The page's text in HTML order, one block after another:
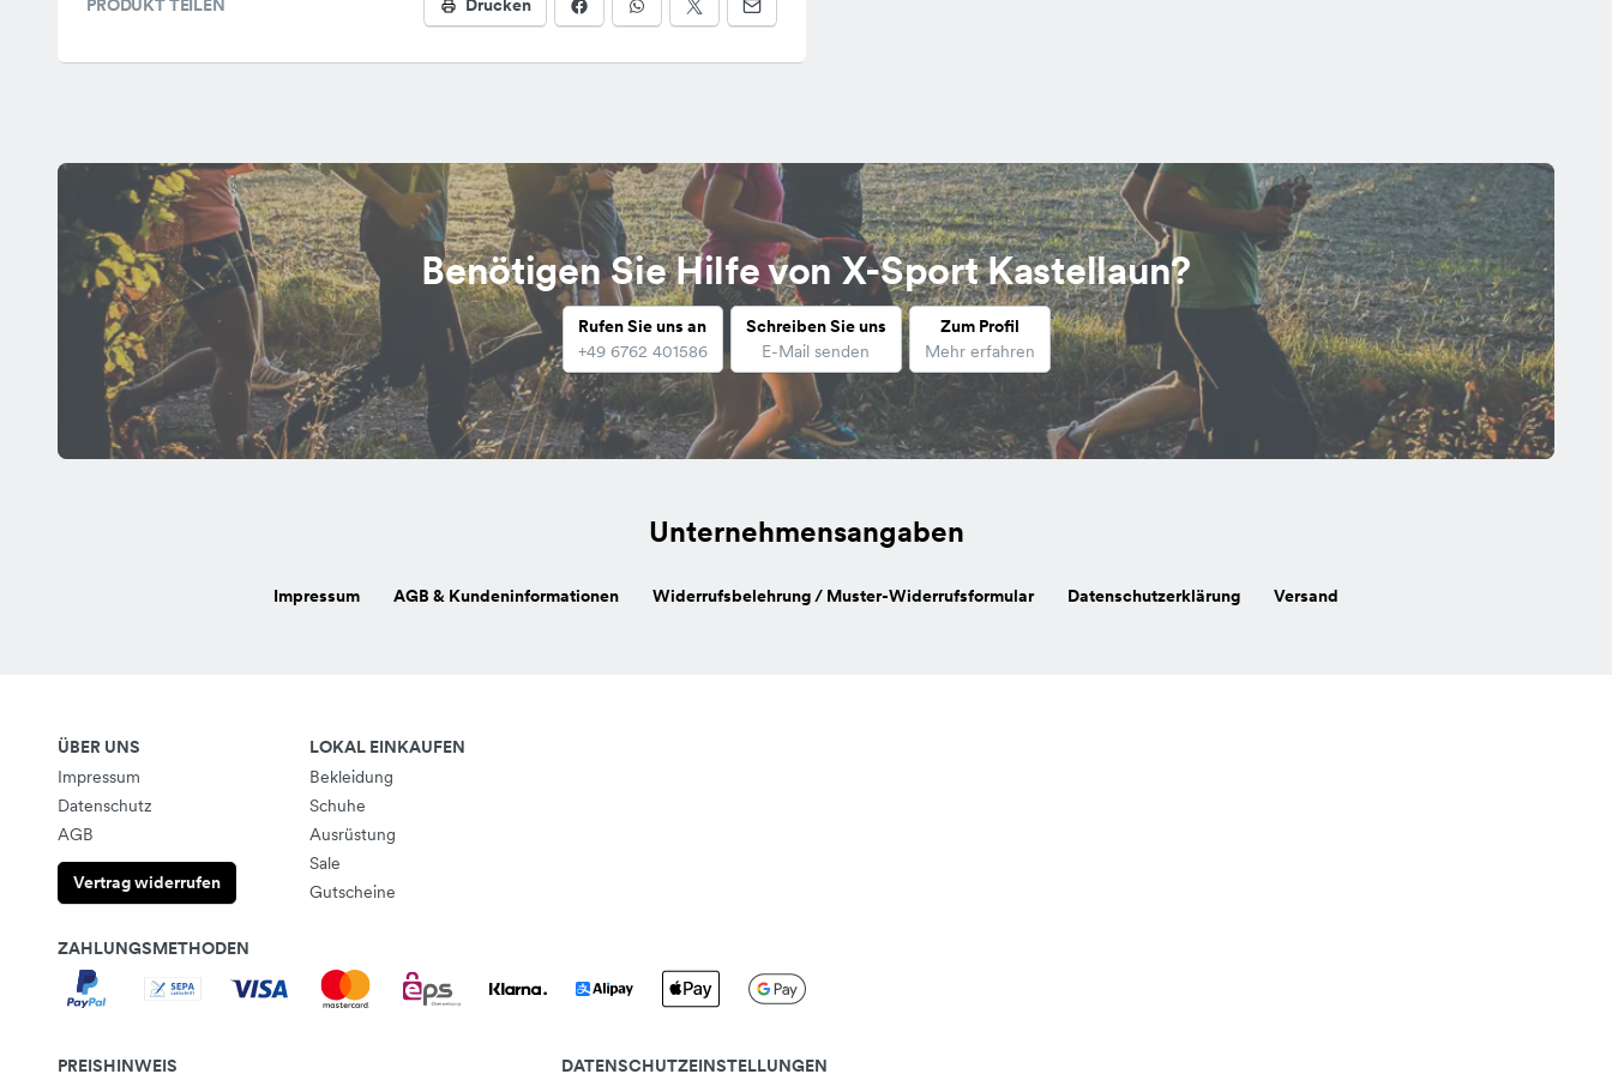
PRODUKT TEILEN Drucken
Benötigen Sie Hilfe von X-Sport Kastellaun?
Rufen Sie uns an
+49 6762 401586
Schreiben Sie uns
E-Mail senden
Zum Profil
Mehr erfahren
Unternehmensangaben
Impressum AGB & Kundeninformationen Widerrufsbelehrung / Muster-Widerrufsformular Datenschutzerklärung Versand
ÜBER UNS
Impressum
Datenschutz
AGB
Vertrag widerrufen
LOKAL EINKAUFEN
Bekleidung
Schuhe
Ausrüstung
Sale
Gutscheine
ZAHLUNGSMETHODEN
PREISHINWEIS DATENSCHUTZEINSTELLUNGEN